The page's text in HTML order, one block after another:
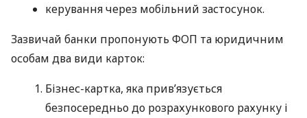
керування через мобільний застосунок.
Зазвичай банки пропонують ФОП та юридичним
особам два види карток:
Бізнес-картка, яка прив’язується
безпосередньо до розрахункового рахунку і